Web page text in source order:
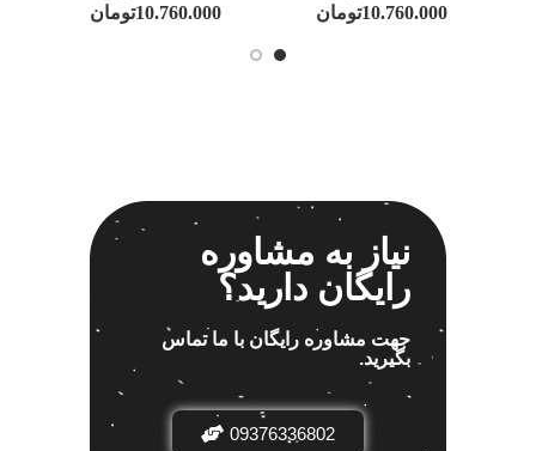
10.760.000تومان 10.760.000تومان
نیاز به مشاوره
رایگان دارید؟
جهت مشاوره رایگان با ما تماس
بگیرید.
09376336802